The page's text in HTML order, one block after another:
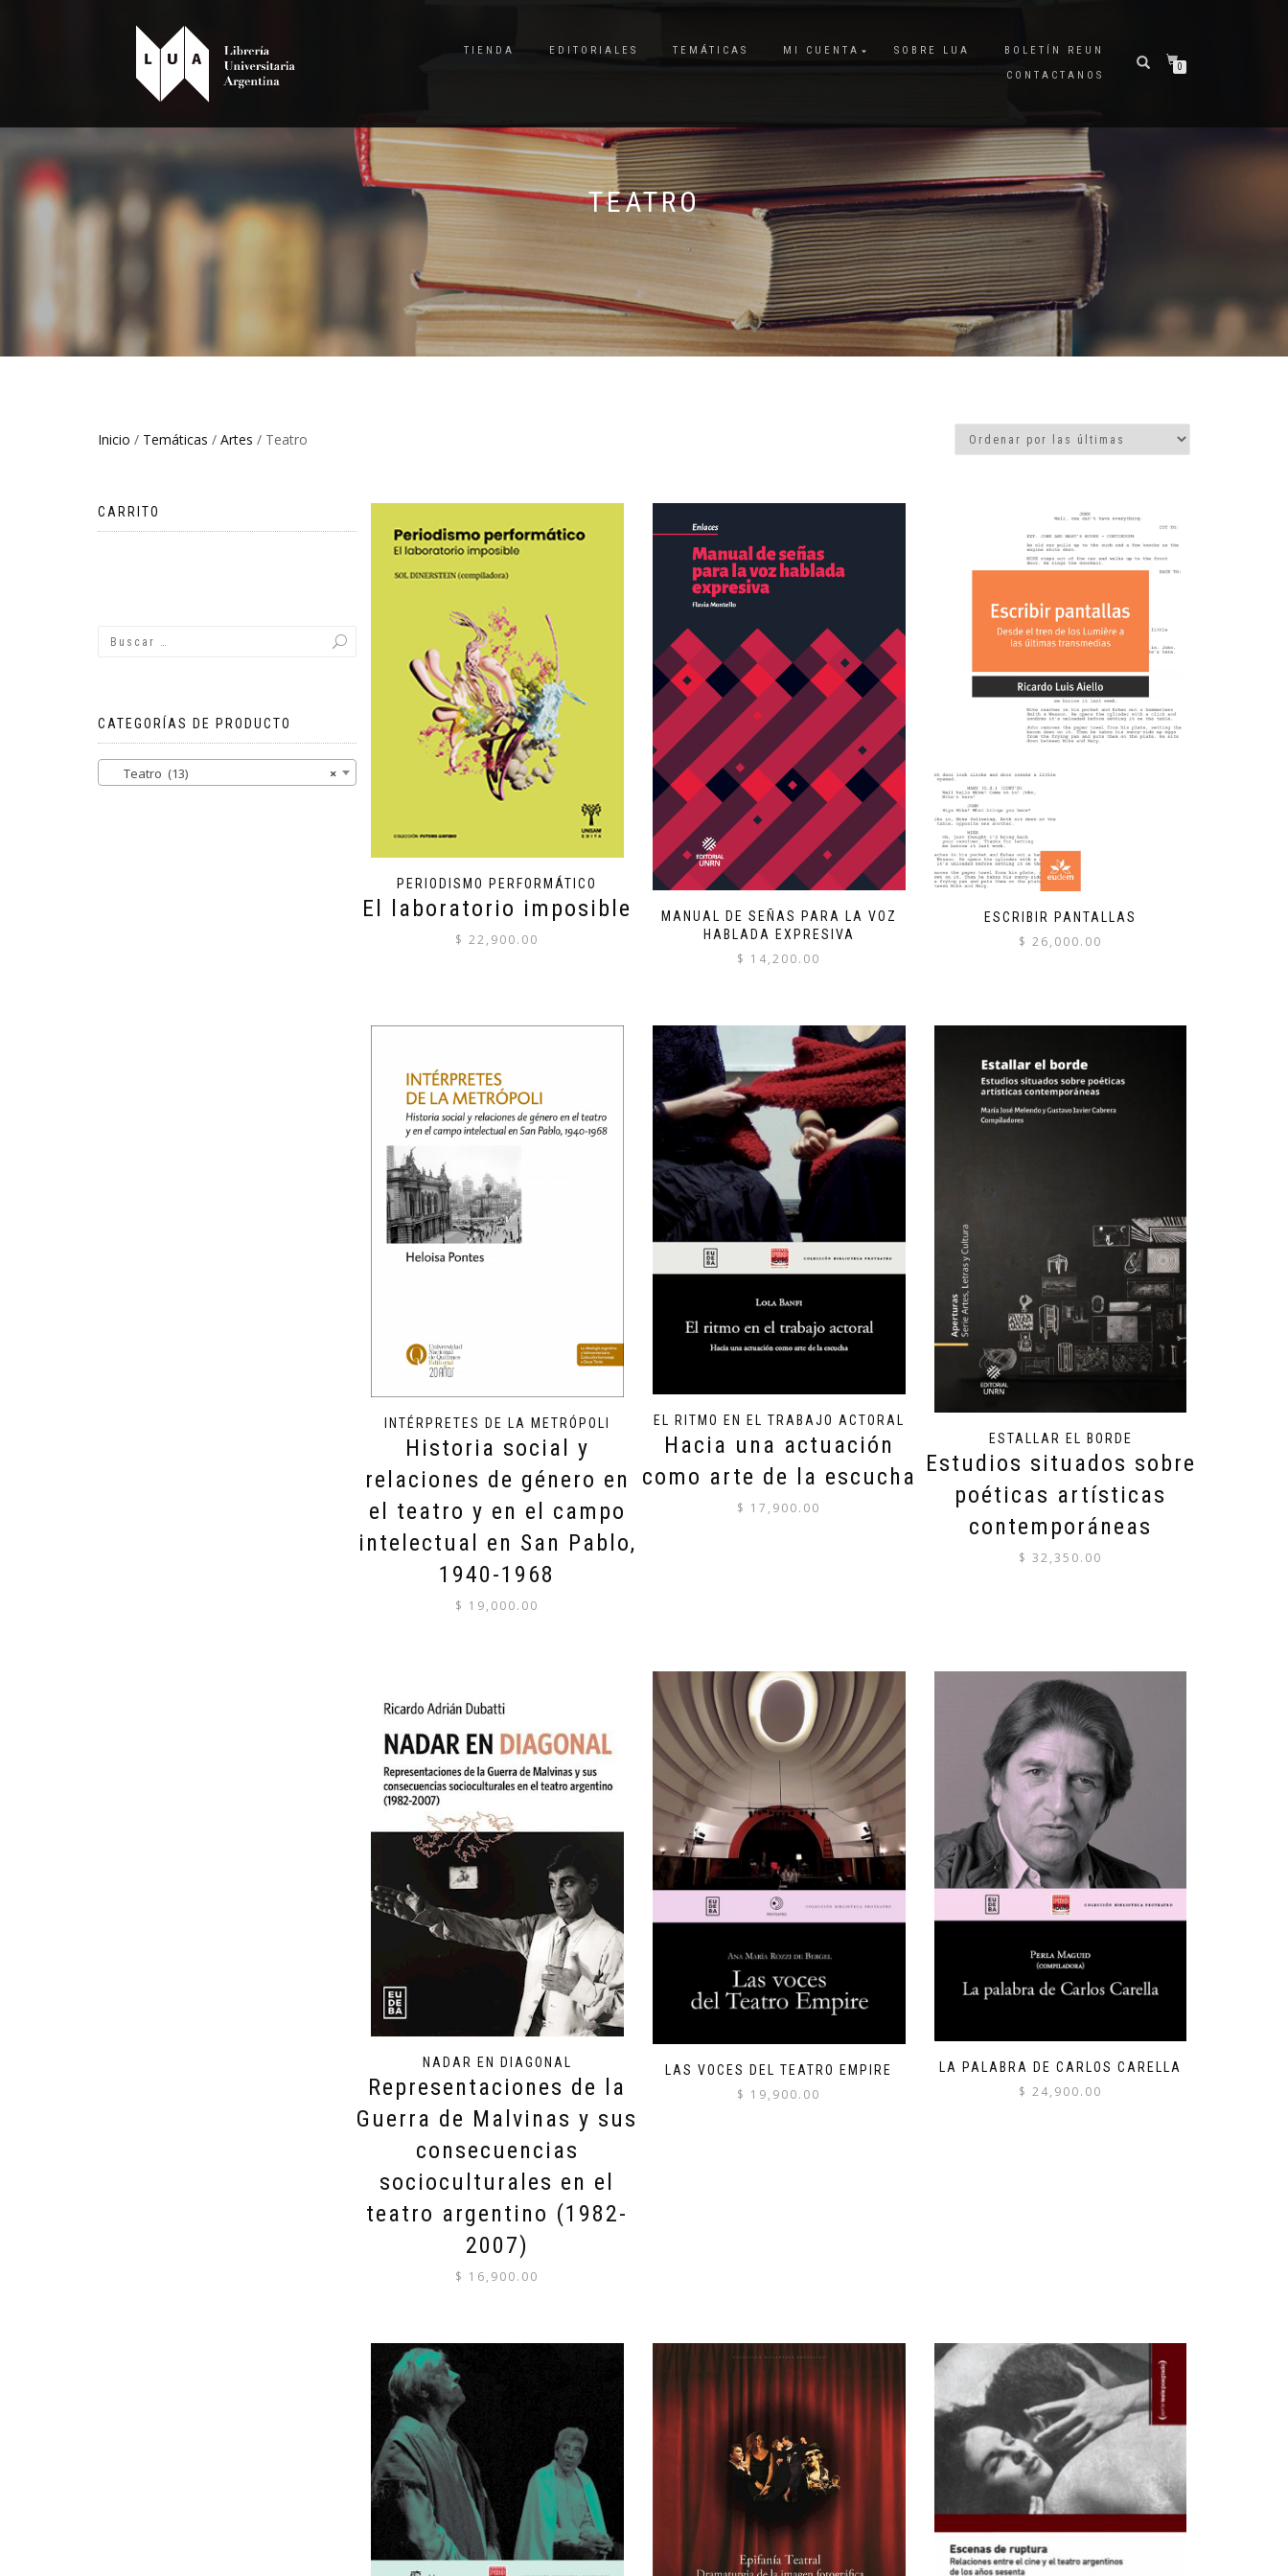
TIENDA EDITORIALES TEMÁTICAS MI CUENTA SOBRE LUA
BOLETÍN REUN
CONTACTANOS
0
TEATRO
Inicio / Temáticas / Artes / Teatro
PERIODISMO PERFORMÁTICO
El laboratorio imposible
$ 22,900.00
MANUAL DE SEÑAS PARA LA VOZ
HABLADA EXPRESIVA
$ 14,200.00
ESCRIBIR PANTALLAS
$ 26,000.00
INTÉRPRETES DE LA METRÓPOLI
Historia social y
relaciones de género en
el teatro y en el campo
intelectual en San Pablo,
1940-1968
$ 19,000.00
EL RITMO EN EL TRABAJO ACTORAL
Hacia una actuación
como arte de la escucha
$ 17,900.00
ESTALLAR EL BORDE
Estudios situados sobre
poéticas artísticas
contemporáneas
$ 32,350.00
NADAR EN DIAGONAL
Representaciones de la
Guerra de Malvinas y sus
consecuencias
socioculturales en el
teatro argentino (1982-
2007)
$ 16,900.00
LAS VOCES DEL TEATRO EMPIRE
$ 19,900.00
LA PALABRA DE CARLOS CARELLA
$ 24,900.00
CARRITO
CATEGORÍAS DE PRODUCTO
×
Teatro (13)